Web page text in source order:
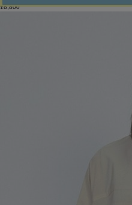
¥8,800